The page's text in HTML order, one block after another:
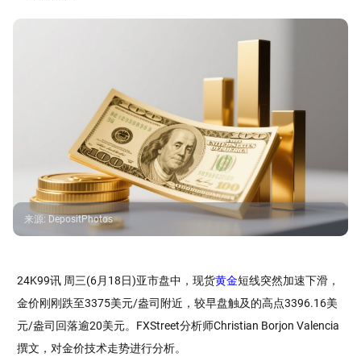
来源: DepositPhotos
24K99讯 周三(6月18日)亚市盘中，现货黄金短线突然加速下滑，
金价刚刚跌至3375美元/盎司附近，较早盘触及的高点3396.16美
元/盎司回落逾20美元。FXStreet分析师Christian Borjon Valencia
撰文，对金价技术走势进行分析。